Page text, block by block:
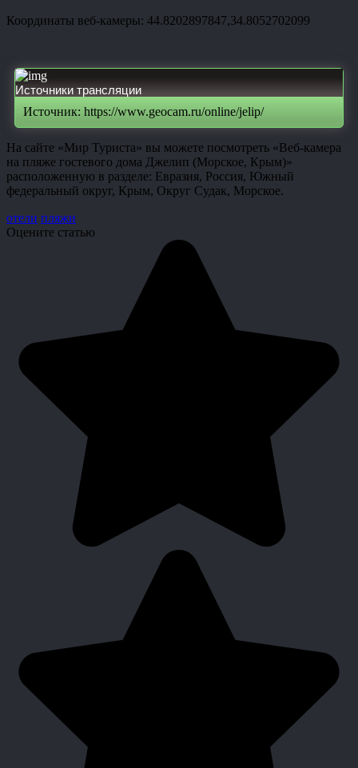
Координаты веб-камеры: 44.8202897847,34.8052702099
Источники трансляции
Источник: https://www.geocam.ru/online/jelip/
На сайте «Мир Туриста» вы можете посмотреть «Веб-камера
на пляже гостевого дома Джелип (Морское, Крым)»
расположенную в разделе: Евразия, Россия, Южный
федеральный округ, Крым, Округ Судак, Морское.
отели пляжи
Оцените статью